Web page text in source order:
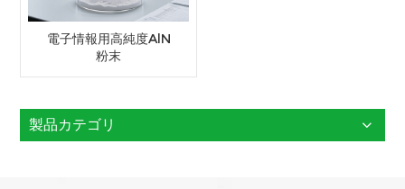
電子情報用高純度AlN
粉末
製品カテゴリ